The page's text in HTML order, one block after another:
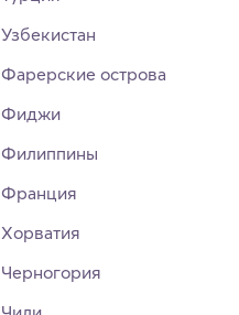
Узбекистан
Фарерские острова
Фиджи
Филиппины
Франция
Хорватия
Черногория